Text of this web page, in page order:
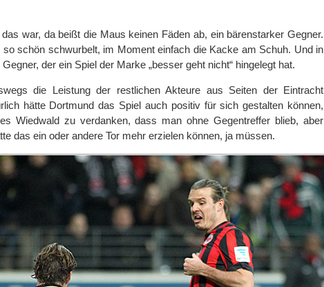
war, da beißt die Maus keinen Fäden ab, ein bärenstarker Gegner.
so schön schwurbelt, im Moment einfach die Kacke am Schuh. Und in
der ein Spiel der Marke „besser geht nicht“ hingelegt hat.
die Leistung der restlichen Akteure aus Seiten der Eintracht
hätte Dortmund das Spiel auch positiv für sich gestalten können,
Wiedwald zu verdanken, dass man ohne Gegentreffer blieb, aber
das ein oder andere Tor mehr erzielen können, ja müssen.